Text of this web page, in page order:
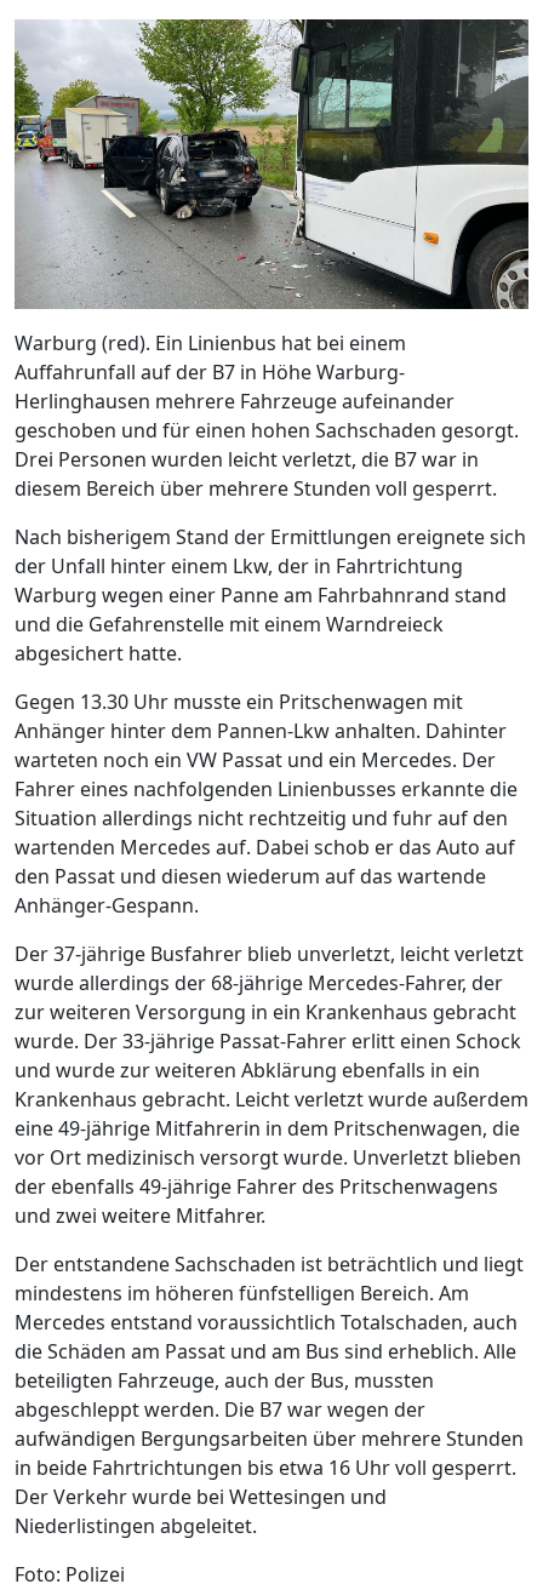
Warburg (red). Ein Linienbus hat bei einem
Auffahrunfall auf der B7 in Höhe Warburg-
Herlinghausen mehrere Fahrzeuge aufeinander
geschoben und für einen hohen Sachschaden gesorgt.
Drei Personen wurden leicht verletzt, die B7 war in
diesem Bereich über mehrere Stunden voll gesperrt.
Nach bisherigem Stand der Ermittlungen ereignete sich
der Unfall hinter einem Lkw, der in Fahrtrichtung
Warburg wegen einer Panne am Fahrbahnrand stand
und die Gefahrenstelle mit einem Warndreieck
abgesichert hatte.
Gegen 13.30 Uhr musste ein Pritschenwagen mit
Anhänger hinter dem Pannen-Lkw anhalten. Dahinter
warteten noch ein VW Passat und ein Mercedes. Der
Fahrer eines nachfolgenden Linienbusses erkannte die
Situation allerdings nicht rechtzeitig und fuhr auf den
wartenden Mercedes auf. Dabei schob er das Auto auf
den Passat und diesen wiederum auf das wartende
Anhänger-Gespann.
Der 37-jährige Busfahrer blieb unverletzt, leicht verletzt
wurde allerdings der 68-jährige Mercedes-Fahrer, der
zur weiteren Versorgung in ein Krankenhaus gebracht
wurde. Der 33-jährige Passat-Fahrer erlitt einen Schock
und wurde zur weiteren Abklärung ebenfalls in ein
Krankenhaus gebracht. Leicht verletzt wurde außerdem
eine 49-jährige Mitfahrerin in dem Pritschenwagen, die
vor Ort medizinisch versorgt wurde. Unverletzt blieben
der ebenfalls 49-jährige Fahrer des Pritschenwagens
und zwei weitere Mitfahrer.
Der entstandene Sachschaden ist beträchtlich und liegt
mindestens im höheren fünfstelligen Bereich. Am
Mercedes entstand voraussichtlich Totalschaden, auch
die Schäden am Passat und am Bus sind erheblich. Alle
beteiligten Fahrzeuge, auch der Bus, mussten
abgeschleppt werden. Die B7 war wegen der
aufwändigen Bergungsarbeiten über mehrere Stunden
in beide Fahrtrichtungen bis etwa 16 Uhr voll gesperrt.
Der Verkehr wurde bei Wettesingen und
Niederlistingen abgeleitet.
Foto: Polizei